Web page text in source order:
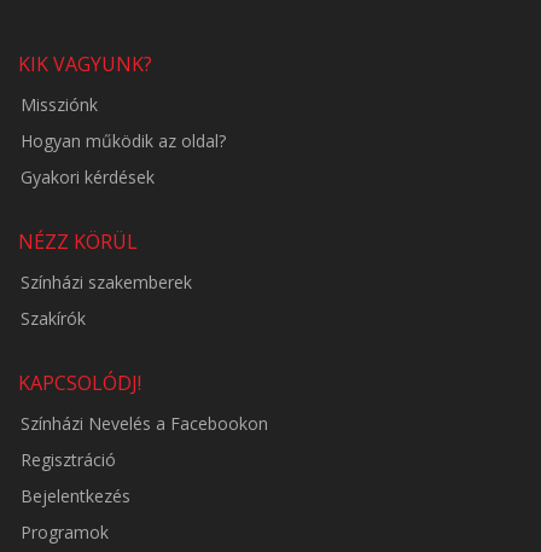
KIK VAGYUNK?
Missziónk
Hogyan működik az oldal?
Gyakori kérdések
NÉZZ KÖRÜL
Színházi szakemberek
Szakírók
KAPCSOLÓDJ!
Színházi Nevelés a Facebookon
Regisztráció
Bejelentkezés
Programok